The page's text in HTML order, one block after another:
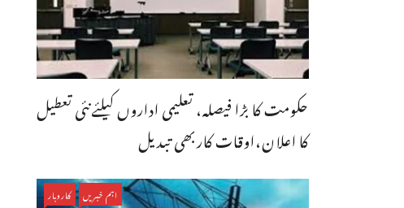
حکومت کا بڑا فیصلہ، تعلیمی اداروں کیلئےنئی تعطیل
کا اعلان،اوقات کاربھی تبدیل
اہم خبریں کاروبار